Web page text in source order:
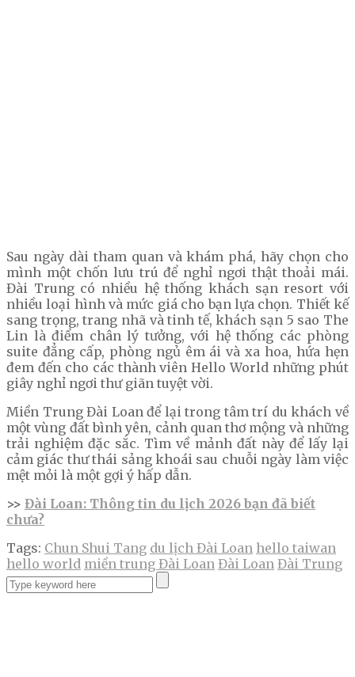
Sau ngày dài tham quan và khám phá, hãy chọn cho
mình một chốn lưu trú để nghỉ ngơi thật thoải mái.
Đài Trung có nhiều hệ thống khách sạn resort với
nhiều loại hình và mức giá cho bạn lựa chọn. Thiết kế
sang trọng, trang nhã và tinh tế, khách sạn 5 sao The
Lin là điểm chân lý tưởng, với hệ thống các phòng
suite đẳng cấp, phòng ngủ êm ái và xa hoa, hứa hẹn
đem đến cho các thành viên Hello World những phút
giây nghỉ ngơi thư giãn tuyệt vời.
Miền Trung Đài Loan để lại trong tâm trí du khách về
một vùng đất bình yên, cảnh quan thơ mộng và những
trải nghiệm đặc sắc. Tìm về mảnh đất này để lấy lại
cảm giác thư thái sảng khoái sau chuỗi ngày làm việc
mệt mỏi là một gợi ý hấp dẫn.
>> Đài Loan: Thông tin du lịch 2026 bạn đã biết
chưa?
Tags: Chun Shui Tang du lịch Đài Loan hello taiwan
hello world miền trung Đài Loan Đài Loan Đài Trung